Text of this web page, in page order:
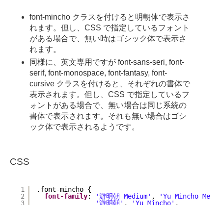
font-mincho クラスを付けると明朝体で表示さ
れます。但し、CSS で指定しているフォント
がある場合で、無い時はゴシック体で表示さ
れます。
同様に、英文専用ですが font-sans-seri, font-
serif, font-monospace, font-fantasy, font-
cursive クラスを付けると、それぞれの書体で
表示されます。但し、CSS で指定しているフ
ォントがある場合で、無い場合は同じ系統の
書体で表示されます。それも無い場合はゴシ
ック体で表示されるようです。
CSS
1
2
3
.font-mincho {
font-family: '游明朝 Medium' ,
'Yu Mincho
'游明朝' , 'Yu Mincho'